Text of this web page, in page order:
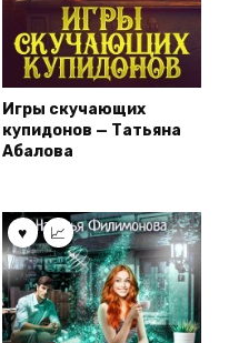
Игры скучающих
купидонов — Татьяна
Абалова